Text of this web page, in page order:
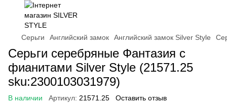
Серьги Английский замок Английский замок Silver Style
Серьги серебряные Фантазия с
фианитами Silver Style (21571.25
sku:2300103031979)
В наличии Артикул: 21571.25 Оставить отзыв